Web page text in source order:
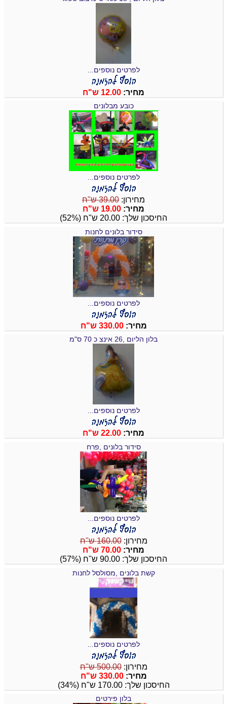
לפרטים נוספים...
מחיר: 12.00 ש"ח
כובע מבלונים
לפרטים נוספים...
מחירון: 39.00 ש"ח
מחיר: 19.00 ש"ח
החיסכון שלך: 20.00 ש"ח (52%)
סידור בלונים לחנות
לפרטים נוספים...
מחיר:330.00 ש"ח
בלון הליום ,26 אינצ כ 70 ס"מ
לפרטים נוספים...
מחיר: 22.00 ש"ח
סידור בלונים ,פרח
לפרטים נוספים...
מחירון:160.00 ש"ח
מחיר: 70.00 ש"ח
החיסכון שלך: 90.00 ש"ח (57%)
קשת בלונים ,מסולסל לחנות
לפרטים נוספים...
מחירון:500.00 ש"ח
מחיר:330.00 ש"ח
החיסכון שלך: 170.00 ש"ח (34%)
בלון פירטים